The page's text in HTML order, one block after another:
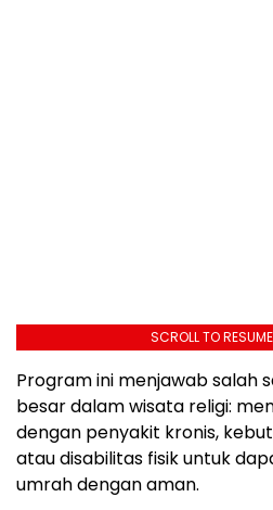
SCROLL TO
Program ini menjawab salah
besar dalam wisata religi:
dengan penyakit kronis,
atau disabilitas fisik untuk
umrah dengan aman.